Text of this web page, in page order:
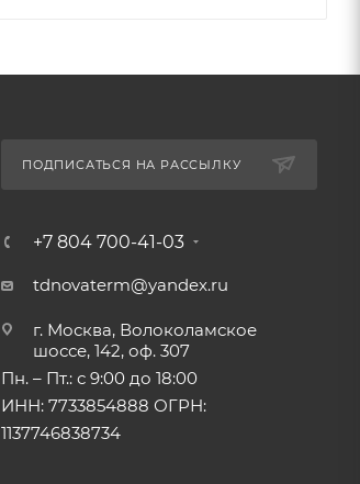
ПОДПИСАТЬСЯ НА РАССЫЛКУ
+7 804 700-41-03
tdnovaterm@yandex.ru
г. Москва, Волоколамское
шоссе, 142, оф. 307
Пн. – Пт.: с 9:00 до 18:00
ИНН: 7733854888 ОГРН:
1137746838734